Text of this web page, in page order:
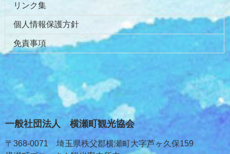
リンク集
個人情報保護方針
免責事項
一般社団法人 横瀬町観光協会
〒368-0071 埼玉県秩父郡横瀬町大字芦ヶ久保159